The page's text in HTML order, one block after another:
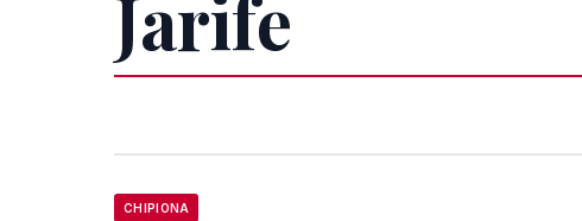
Jarife
CHIPIONA